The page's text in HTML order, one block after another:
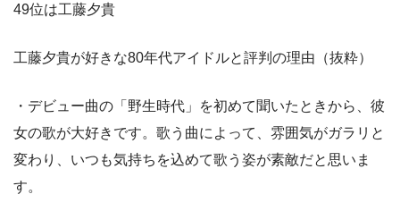
49位は工藤夕貴
工藤夕貴が好きな80年代アイドルと評判の理由（抜粋）
・デビュー曲の「野生時代」を初めて聞いたときから、彼
女の歌が大好きです。歌う曲によって、雰囲気がガラリと
変わり、いつも気持ちを込めて歌う姿が素敵だと思いま
す。